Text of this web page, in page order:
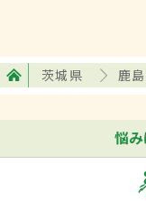
茨城県 鹿
悩